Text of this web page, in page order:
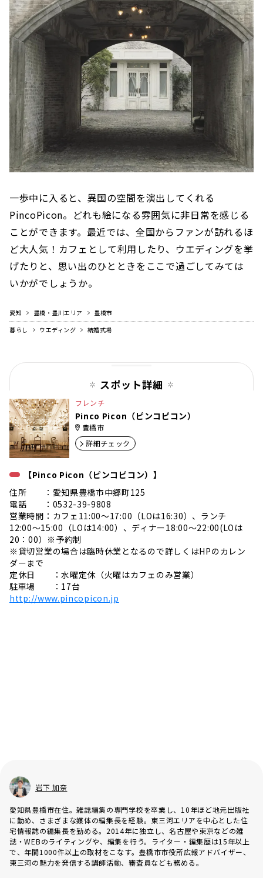
一歩中に入ると、異国の空間を演出してくれる
PincoPicon。どれも絵になる雰囲気に非日常を感じる
ことができます。最近では、全国からファンが訪れるほ
ど大人気！カフェとして利用したり、ウエディングを挙
げたりと、思い出のひとときをここで過ごしてみては
いかがでしょうか。
愛知 豊橋・豊川エリア
豊橋市
暮らし
ウエディング 結婚式場
スポット詳細
フレンチ
Pinco Picon（ピンコピコン）
豊橋市
詳細チェック
【Pinco Picon（ピンコピコン）】
住所 ：愛知県豊橋市中郷町125
電話 ：0532-39-9808
営業時間：カフェ11:00〜17:00（LOは16:30）、ランチ
12:00〜15:00（LOは14:00）、ディナー18:00〜22:00(LOは
20：00）※予約制
※貸切営業の場合は臨時休業となるので詳しくはHPのカレン
ダーまで
定休日 ：水曜定休（火曜はカフェのみ営業）
駐車場 ：17台
http://www.pincopicon.jp
岩下 加奈
愛知県豊橋市在住。雑誌編集の専門学校を卒業し、10年ほど地元出版社
に勤め、さまざまな媒体の編集長を経験。東三河エリアを中心とした住
宅情報誌の編集長を勤める。2014年に独立し、名古屋や東京などの雑
誌・WEBのライティングや、編集を行う。ライター・編集歴は15年以上
で、年間1000件以上の取材をこなす。豊橋市市役所広報アドバイザー、
東三河の魅力を発信する講師活動、審査員なども務める。